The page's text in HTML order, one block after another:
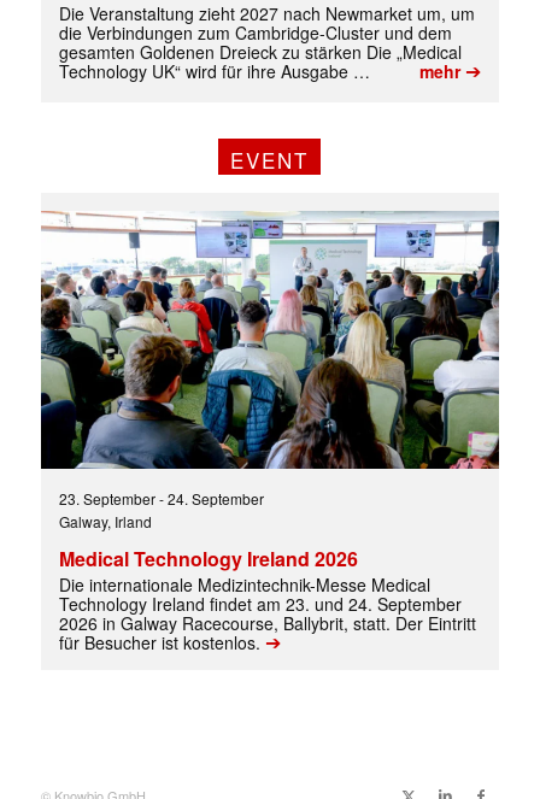
Mit dem |transkript-Newsletter
jede Woche aktuell informiert.
E-
Mail
(erforderlich)
Die Veranstaltung zieht 2027 nach Newmarket um, um
die Verbindungen zum Cambridge-Cluster und dem
gesamten Goldenen Dreieck zu stärken Die „Medical
Technology UK“ wird für ihre Ausgabe …
mehr➔
EVENT
23. September-24. September
Galway, Irland
Medical Technology Ireland 2026
Die internationale Medizintechnik-Messe Medical
Technology Ireland findet am 23. und 24. September
2026 in Galway Racecourse, Ballybrit, statt. Der Eintritt
für Besucher ist kostenlos. ➔